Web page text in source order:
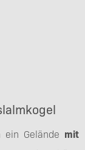
Gelände mit